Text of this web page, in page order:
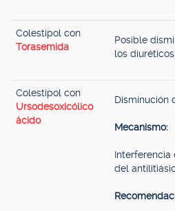
Colestipol con
Torasemida
Posible
los diuréticos
Colestipol con
Ursodesoxicólico
ácido
Disminución
Mecanismo:
Interferencia
del